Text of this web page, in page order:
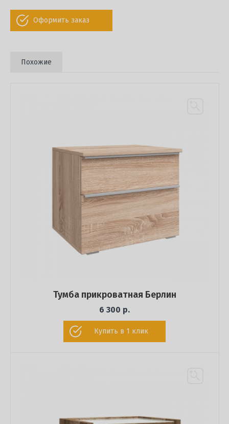
Оформить заказ
Похожие
Тумба прикроватная Берлин
6 300 р.
Купить в 1 клик